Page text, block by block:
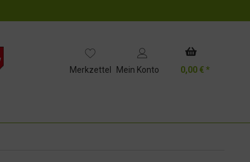
Merkzettel Mein Konto 0,00 € *